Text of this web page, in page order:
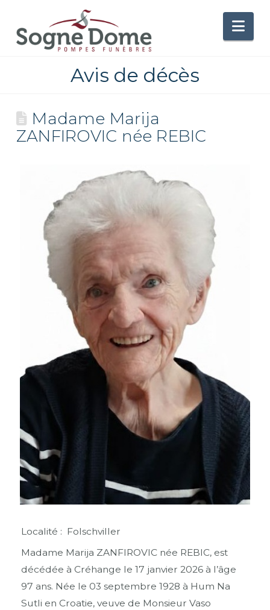
Avis de décès
Madame Marija
ZANFIROVIC née REBIC
Localité : Folschviller
Madame Marija ZANFIROVIC née REBIC, est
décédée à Créhange le 17 janvier 2026 à l’âge
97 ans. Née le 03 septembre 1928 à Hum Na
Sutli en Croatie, veuve de Monsieur Vaso